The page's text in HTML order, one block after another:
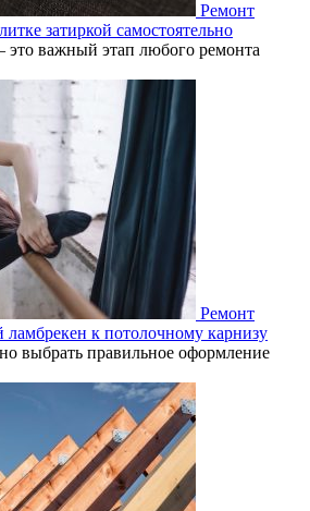
Ремонт
затиркой самостоятельно
это важный этап любого ремонта
Ремонт
к потолочному карнизу
выбрать правильное оформление